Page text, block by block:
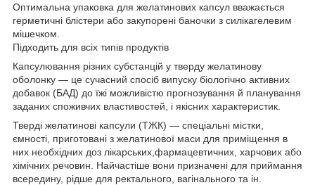
Оптимальна упаковка для желатинових капсул вважається
герметичні блістери або закупорені баночки з силікагелевим
мішечком.
Підходить для всіх типів продуктів
Капсулювання різних субстанцій у тверду желатинову
оболонку — це сучасний спосіб випуску біологічно активних
добавок (БАД) до їжі можливістю прогнозування й планування
заданих споживчих властивостей, і якісних характеристик.
Тверді желатинові капсули (ТЖК) — спеціальні містки,
ємності, приготовані з желатинової маси для приміщення в
них необхідних доз лікарських,фармацевтичних, харчових або
хімічних речовин. Найчастіше вони призначені для приймання
всередину, рідше для ректального, вагінального та ін.